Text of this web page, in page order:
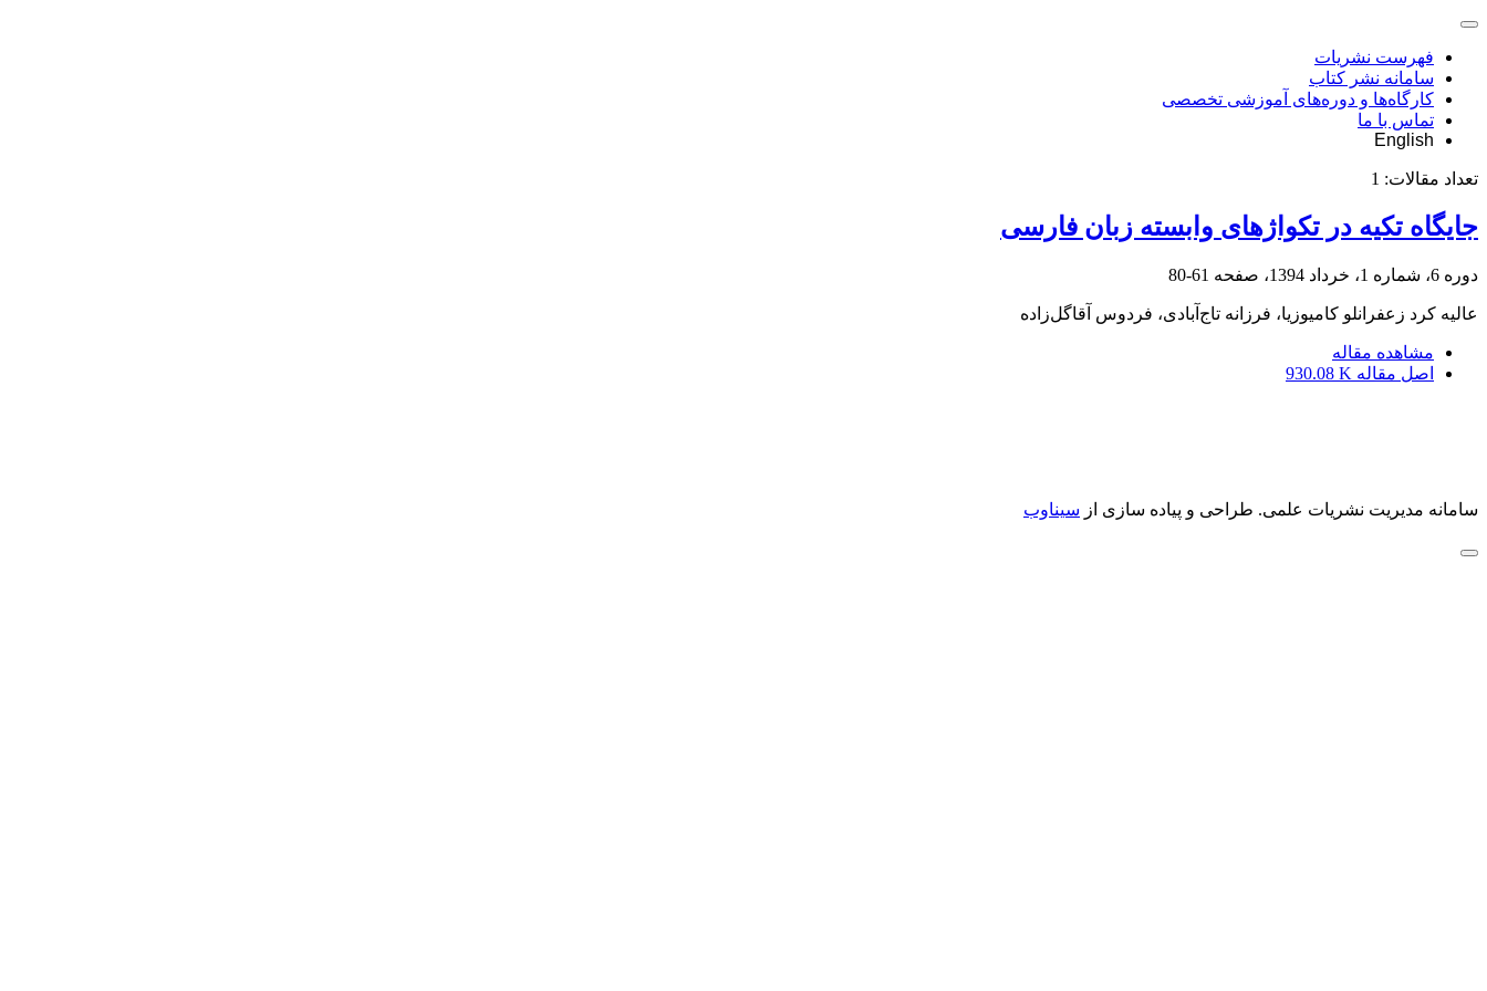
فهرست نشریات
سامانه نشر کتاب
کارگاه‌ها و دوره‌های آموزشی تخصصی
تماس با ما
English
تعداد مقالات: 1
جایگاه تکیه در تکواژهای وابسته زبان فارسی
دوره 6، شماره 1، خرداد 1394، صفحه 61-80
عالیه کرد زعفرانلو کامیوزیا، فرزانه تاج‌آبادی، فردوس آقاگل‌زاده
مشاهده مقاله
اصل مقاله 930.08 K
سامانه مدیریت نشریات علمی. طراحی و پیاده سازی از سیناوب